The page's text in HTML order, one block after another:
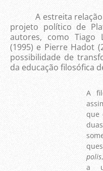
A estreita relação
projeto político de
autores, como Tiago
(1995) e Pierre Hadot
possibilidade de
da educação filosófica
A
que
polis
a